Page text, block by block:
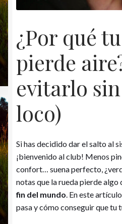
¿Por qué
pierde
evitarlo
loco)
Si has decidido dar el salto al
¡bienvenido al club! Menos
confort… suena perfecto,
notas que la rueda pierde algo
fin del mundo. En este
pasa y cómo conseguir que tu